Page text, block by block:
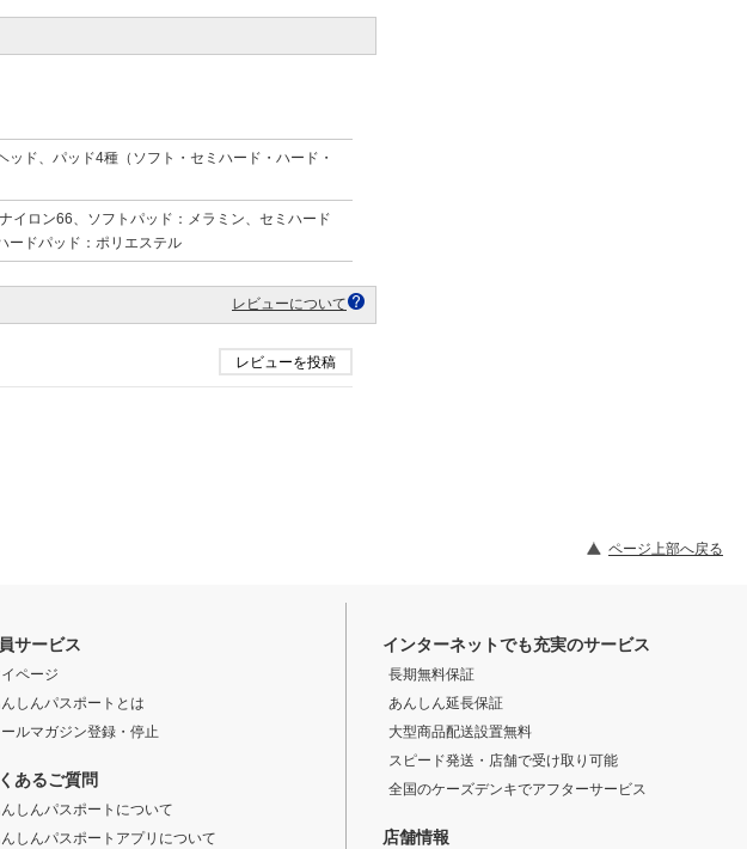
ド、パッド4種（ソフト・セミハード・ハード・
イロン66、ソフトパッド：メラミン、セミハード
ードパッド：ポリエステル
レビューについて
レビューを投稿
ページ上部へ戻る
サービス
ページ
しんパスポートとは
ールマガジン登録・停止
あるご質問
しんパスポートについて
しんパスポートアプリについて
インターネットでも充実のサービス
長期無料保証
あんしん延長保証
大型商品配送設置無料
スピード発送・店舗で受け取り可能
全国のケーズデンキでアフターサービス
店舗情報